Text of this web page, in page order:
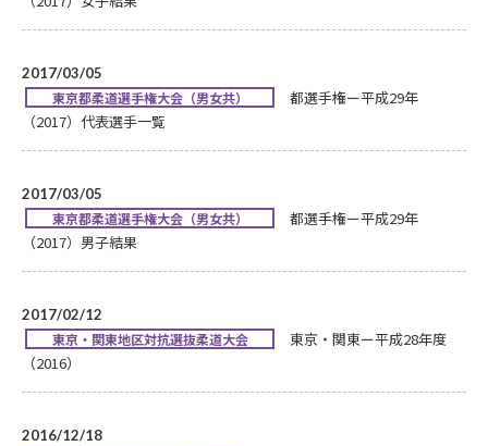
2017/03/05
東京都柔道選手権大会（男女共）
都選手権ー平成29年
（2017）代表選手一覧
2017/03/05
東京都柔道選手権大会（男女共）
都選手権ー平成29年
（2017）男子結果
2017/02/12
東京・関東地区対抗選抜柔道大会
東京・関東ー平成28年度
（2016）
2016/12/18